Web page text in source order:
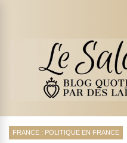
FRANCE : POLITIQUE EN FRANCE